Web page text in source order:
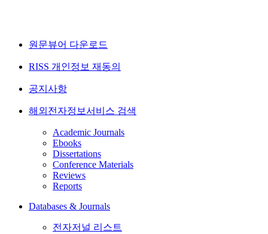
원문뷰어 다운로드
RISS 개인정보 재동의
공지사항
해외전자정보서비스 검색
Academic Journals
Ebooks
Dissertations
Conference Materials
Reviews
Reports
Databases & Journals
전자저널 리스트